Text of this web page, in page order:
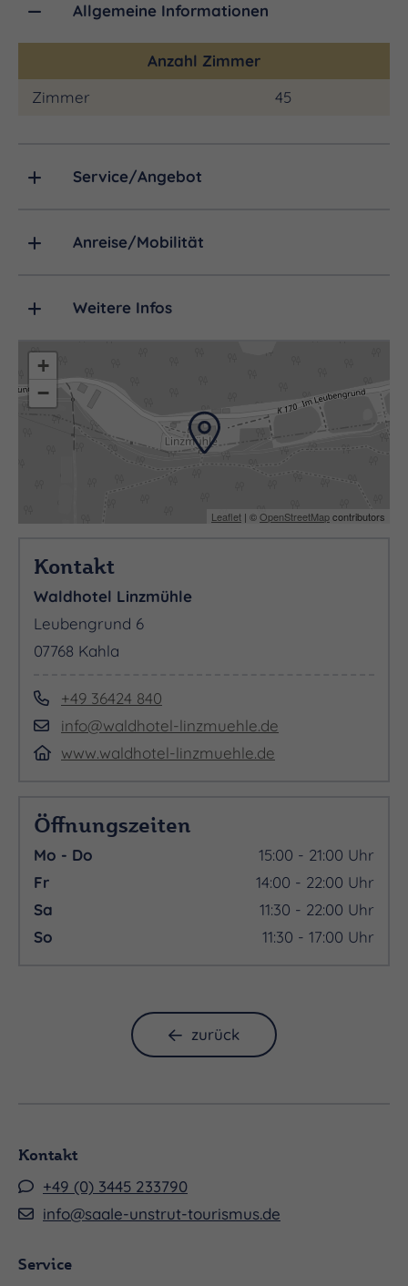
Allgemeine Informationen
Anzahl Zimmer
Zimmer
45
Service/Angebot
Anreise/Mobilität
Weitere Infos
+
−
Leaflet | ©OpenStreetMapcontributors
Kontakt
Waldhotel Linzmühle
Leubengrund 6
07768 Kahla
+49 36424 840
info@waldhotel-linzmuehle.de
www.waldhotel-linzmuehle.de
Öffnungszeiten
Mo - Do
15:00 - 21:00 Uhr
Fr
14:00 - 22:00 Uhr
Sa
11:30 - 22:00 Uhr
So
11:30 - 17:00 Uhr
zurück
Kontakt
+49 (0) 3445 233790
info@saale-unstrut-tourismus.de
Service